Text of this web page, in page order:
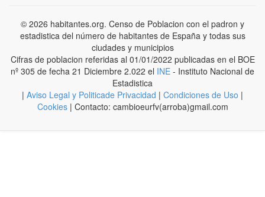
© 2026 habitantes.org. Censo de Poblacion con el padron y
estadistica del número de habitantes de España y todas sus
ciudades y municipios
Cifras de poblacion referidas al 01/01/2022 publicadas en el BOE
nº 305 de fecha 21 Diciembre 2.022 el INE - Instituto Nacional de
Estadistica
| Aviso Legal y Politicade Privacidad | Condiciones de Uso |
Cookies | Contacto: cambioeurfv(arroba)gmail.com